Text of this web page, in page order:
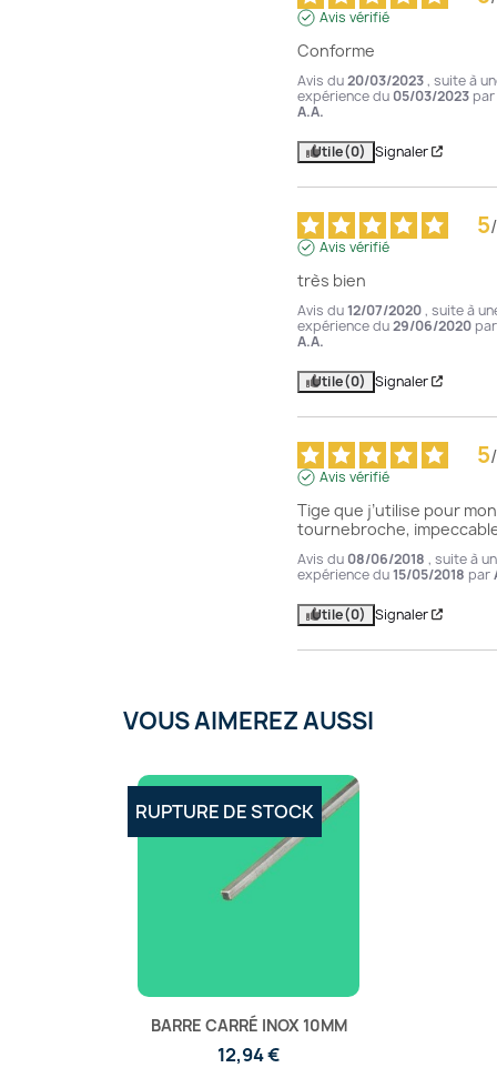
Avis vérifié
Conforme
Avis du20/03/2023, suite à
expérience du 05/03/2023 par
A.A.
Utile(0) Signaler
5/
Avis vérifié
très bien
Avis du12/07/2020, suite à
expérience du29/06/2020 par
A.A.
Utile(0) Signaler
5/
Avis vérifié
Tige que j’utilise pour mon
tournebroche,
Avis du 08/06/2018 , suite à
expérience du15/05/2018 par
Utile(0) Signaler
VOUS AIMEREZ AUSSI
BARRE CARRÉ INOX 10MM
12,94 €
RUPTURE DE STOCK